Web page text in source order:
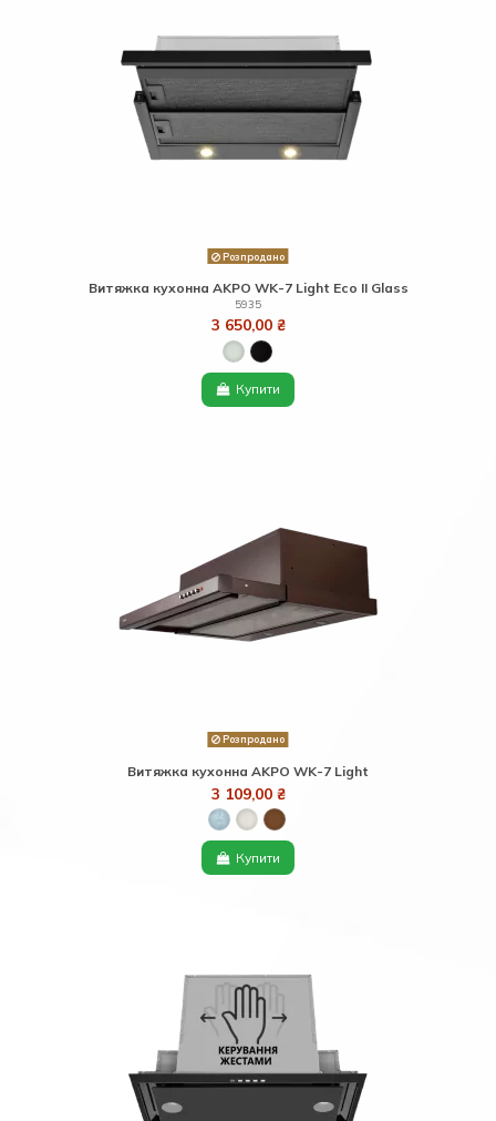
Розпродано
Витяжка кухонна AKPO WK-7 Light Eco ІІ Glass
5935
3 650,00 ₴
Купити
Розпродано
Витяжка кухонна AKPO WK-7 Light
3 109,00 ₴
Купити